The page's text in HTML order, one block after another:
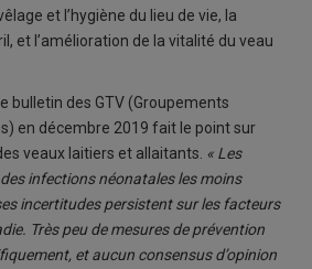
et l’hygiène du lieu de vie, la
et l’amélioration de la vitalité du veau
bulletin des GTV (Groupements
en décembre 2019 fait le point sur
veaux laitiers et allaitants. « Les
infections néonatales les moins
incertitudes persistent sur les facteurs
Très peu de mesures de prévention
et aucun consensus d’opinion